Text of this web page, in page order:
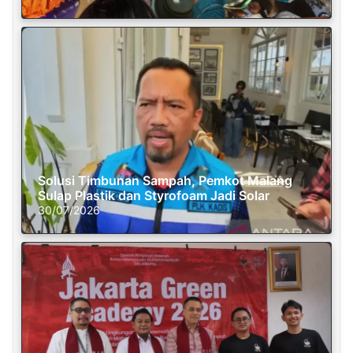
Solusi Timbunan Sampah, Pemkot Malang
Sulap Plastik dan Styrofoam Jadi Solar
30/07/2026